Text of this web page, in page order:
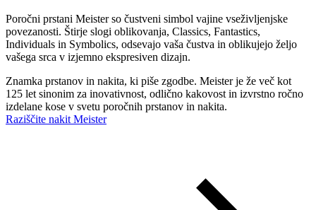
Poročni prstani Meister so čustveni simbol vajine vseživljenjske
povezanosti. Štirje slogi oblikovanja, Classics, Fantastics,
Individuals in Symbolics, odsevajo vaša čustva in oblikujejo željo
vašega srca v izjemno ekspresiven dizajn.
Znamka prstanov in nakita, ki piše zgodbe. Meister je že več kot
125 let sinonim za inovativnost, odlično kakovost in izvrstno ročno
izdelane kose v svetu poročnih prstanov in nakita.
Raziščite nakit Meister